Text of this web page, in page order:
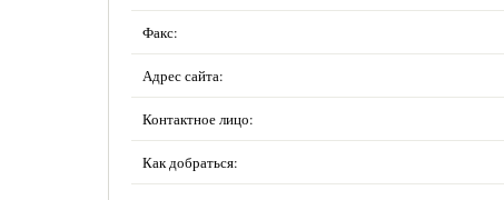
Факс:
Адрес сайта:
Контактное лицо:
Как добраться: